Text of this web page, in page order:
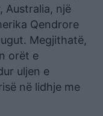
Australia, një
Qendrore
Megjithatë,
orët e
uljen e
në lidhje me